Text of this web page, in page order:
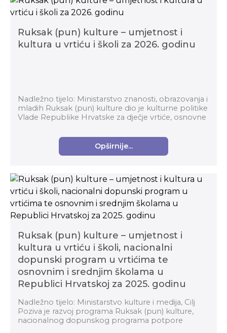
Ruksak (pun) kulture – umjetnost i
kultura u vrtiću i školi za 2026. godinu
Nadležno tijelo: Ministarstvo znanosti, obrazovanja i
mladih Ruksak (pun) kulture dio je kulturne politike
Vlade Republike Hrvatske za dječje vrtiće, osnovne
Opširnije...
Ruksak (pun) kulture – umjetnost i
kultura u vrtiću i školi, nacionalni
dopunski program u vrtićima te
osnovnim i srednjim školama u
Republici Hrvatskoj za 2025. godinu
Nadležno tijelo: Ministarstvo kulture i medija, Cilj
Poziva je razvoj programa Ruksak (pun) kulture,
nacionalnog dopunskog programa potpore